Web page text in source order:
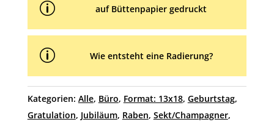
p auf Büttenpapier gedruckt
p Wie entsteht eine Radierung?
Kategorien: Alle, Büro, Format: 13x18, Geburtstag,
Gratulation, Jubiläum, Raben, Sekt/Champagner,